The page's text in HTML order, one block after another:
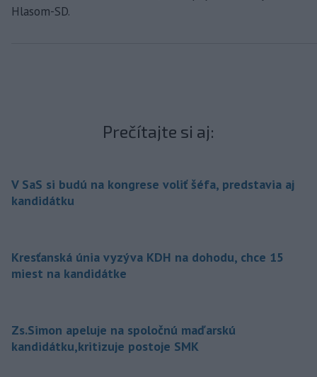
Hlasom-SD.
Prečítajte si aj:
V SaS si budú na kongrese voliť šéfa, predstavia aj
kandidátku
Kresťanská únia vyzýva KDH na dohodu, chce 15
miest na kandidátke
Zs.Simon apeluje na spoločnú maďarskú
kandidátku,kritizuje postoje SMK